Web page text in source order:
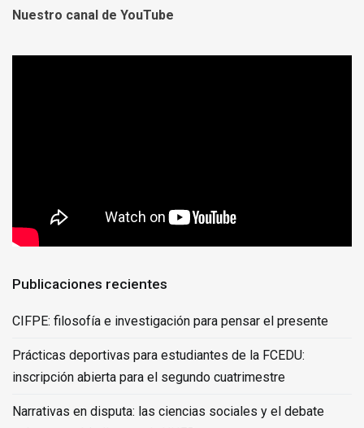
Nuestro canal de YouTube
Publicaciones recientes
CIFPE: filosofía e investigación para pensar el presente
Prácticas deportivas para estudiantes de la FCEDU:
inscripción abierta para el segundo cuatrimestre
Narrativas en disputa: las ciencias sociales y el debate